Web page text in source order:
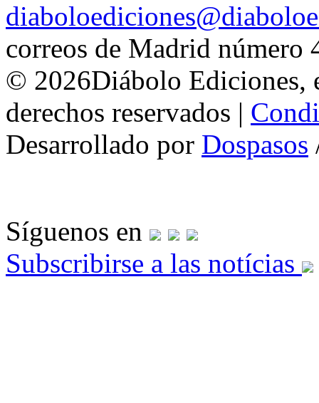
correos de Madrid número
© 2026Diábolo Ediciones,
derechos reservados |
Desarrollado por Dospasos
Síguenos en
Subscribirse a las notícias